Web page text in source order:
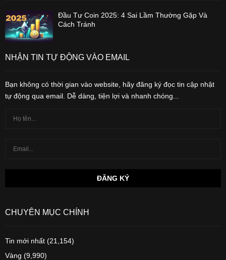
Đầu Tư Coin 2025: 4 Sai Lầm Thường Gặp Và
Cách Tránh
NHẬN TIN TỰ ĐỘNG VÀO EMAIL
Bạn không có thời gian vào website, hãy đăng ký đọc tin cập nhật
tự động qua email. Dễ dàng, tiện lợi và nhanh chóng...
CHUYÊN MỤC CHÍNH
Tin mới nhất (21,154)
Vàng (9,990)